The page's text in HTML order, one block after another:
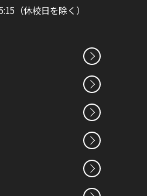
（休校日を除く）